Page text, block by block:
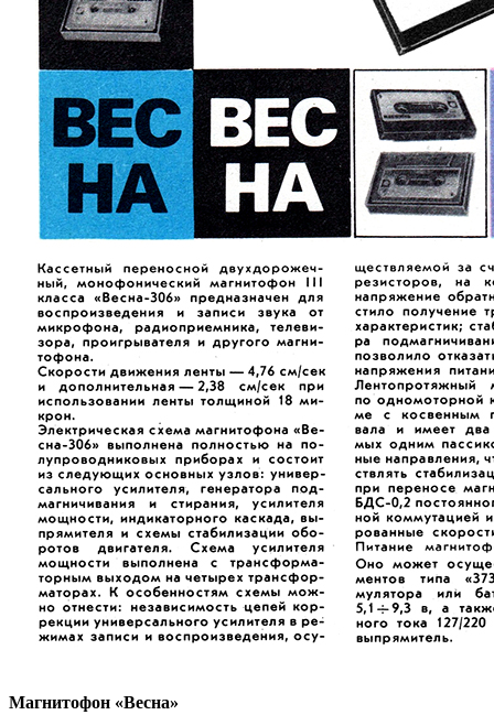
Магнитофон «Весна»